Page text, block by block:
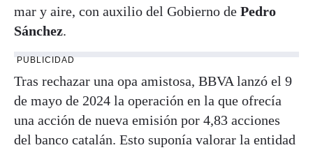
mar y aire, con auxilio del Gobierno de Pedro
Sánchez.
PUBLICIDAD
Tras rechazar una opa amistosa, BBVA lanzó el 9
de mayo de 2024 la operación en la que ofrecía
una acción de nueva emisión por 4,83 acciones
del banco catalán. Esto suponía valorar la entidad